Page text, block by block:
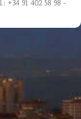
91 402 58 98 -